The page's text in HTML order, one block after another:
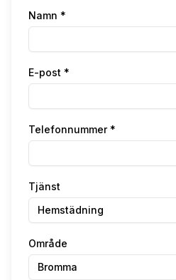
Namn *
E-post *
Telefonnummer *
Tjänst
Hemstädning
Område